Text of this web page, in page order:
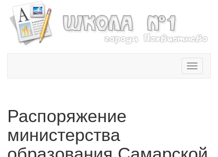
T
o
i
Распоряжение
министерства